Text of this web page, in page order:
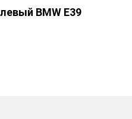
BMW E39